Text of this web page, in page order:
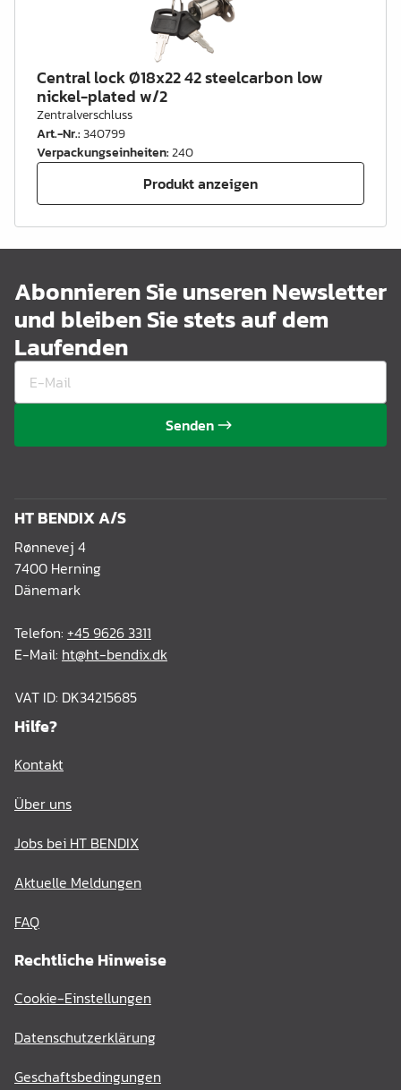
Central lock Ø18x22 42 steelcarbon low
nickel-plated w/2
Zentralverschluss
Art.-Nr.:340799
Verpackungseinheiten:240
Produkt anzeigen
Abonnieren Sie unseren Newsletter
und bleiben Sie stets auf dem
Laufenden
Senden
HT BENDIX A/S
Rønnevej 4
7400 Herning
Dänemark
Telefon: +45 9626 3311
E-Mail: ht@ht-bendix.dk
VAT ID: DK34215685
Hilfe?
Kontakt
Über uns
Jobs bei HT BENDIX
Aktuelle Meldungen
FAQ
Rechtliche Hinweise
Cookie-Einstellungen
Datenschutzerklärung
Geschaftsbedingungen